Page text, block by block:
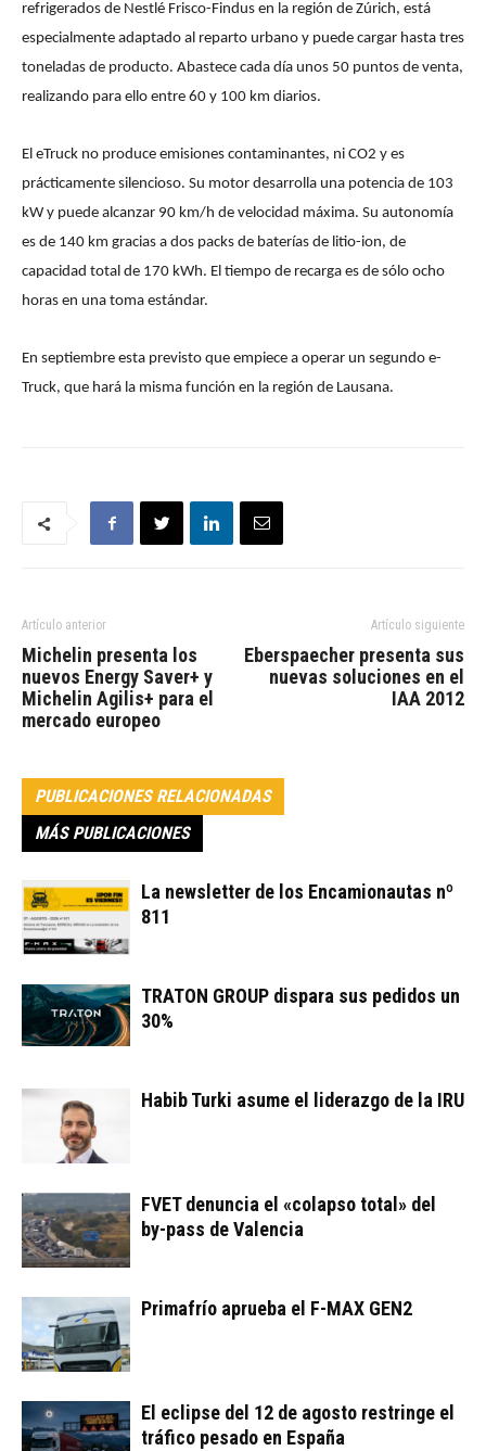
refrigerados de Nestlé Frisco-Findus en la región de Zúrich, está
especialmente adaptado al reparto urbano y puede cargar hasta tres
toneladas de producto. Abastece cada día unos 50 puntos de venta,
realizando para ello entre 60 y 100 km diarios.
El eTruck no produce emisiones contaminantes, ni CO2 y es
prácticamente silencioso. Su motor desarrolla una potencia de 103
kW y puede alcanzar 90 km/h de velocidad máxima. Su autonomía
es de 140 km gracias a dos packs de baterías de litio-ion, de
capacidad total de 170 kWh. El tiempo de recarga es de sólo ocho
horas en una toma estándar.
En septiembre esta previsto que empiece a operar un segundo e-
Truck, que hará la misma función en la región de Lausana.
Artículo anterior
Michelin presenta los
nuevos Energy Saver+ y
Michelin Agilis+ para el
mercado europeo
Artículo siguiente
Eberspaecher presenta sus
nuevas soluciones en el
IAA 2012
PUBLICACIONES RELACIONADAS
MÁS PUBLICACIONES
La newsletter de los Encamionautas nº
811
TRATON GROUP dispara sus pedidos un
30%
Habib Turki asume el liderazgo de la IRU
FVET denuncia el «colapso total» del
by-pass de Valencia
Primafrío aprueba el F-MAX GEN2
El eclipse del 12 de agosto restringe el
tráfico pesado en España